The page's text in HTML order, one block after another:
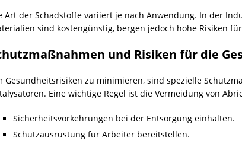
Art der Schadstoffe variiert je nach Anwendung. In der
sind kostengünstig, bergen jedoch hohe Risiken
und Risiken für die
Gesundheitsrisiken zu minimieren, sind spezielle
Eine wichtige Regel ist die Vermeidung von
Sicherheitsvorkehrungen bei der Entsorgung einhalten.
Schutzausrüstung für Arbeiter bereitstellen.